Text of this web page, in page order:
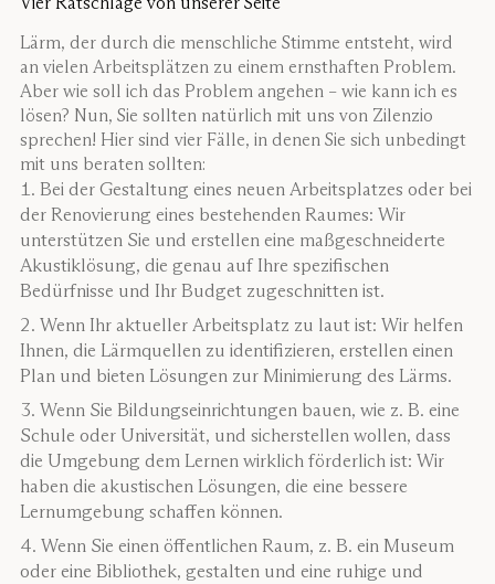
Lärm, der durch die menschliche Stimme entsteht, wird
an vielen Arbeitsplätzen zu einem ernsthaften Problem.
Aber wie soll ich das Problem angehen – wie kann ich es
lösen? Nun, Sie sollten natürlich mit uns von Zilenzio
sprechen! Hier sind vier Fälle, in denen Sie sich unbedingt
mit uns beraten sollten:
Bei der Gestaltung eines neuen Arbeitsplatzes oder bei
der Renovierung eines bestehenden Raumes: Wir
unterstützen Sie und erstellen eine maßgeschneiderte
Akustiklösung, die genau auf Ihre spezifischen
Bedürfnisse und Ihr Budget zugeschnitten ist.
Wenn Ihr aktueller Arbeitsplatz zu laut ist: Wir helfen
Ihnen, die Lärmquellen zu identifizieren, erstellen einen
Plan und bieten Lösungen zur Minimierung des Lärms.
Wenn Sie Bildungseinrichtungen bauen, wie z. B. eine
Schule oder Universität, und sicherstellen wollen, dass
die Umgebung dem Lernen wirklich förderlich ist: Wir
haben die akustischen Lösungen, die eine bessere
Lernumgebung schaffen können.
Wenn Sie einen öffentlichen Raum, z. B. ein Museum
oder eine Bibliothek, gestalten und eine ruhige und